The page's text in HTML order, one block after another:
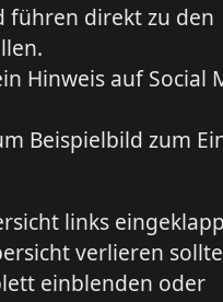
führen direkt zu den
Hinweis auf Social
Beispielbild zum
links
verlieren
einblenden oder